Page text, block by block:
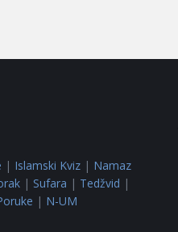
| Islamski Kviz | Namaz
| Sufara | Tedžvid |
| N-UM